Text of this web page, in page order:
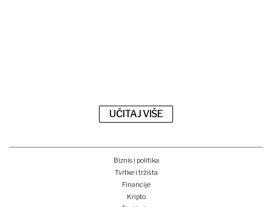
UČITAJ VIŠE
Biznis i politika
Tvrtke i tržišta
Financije
Kripto